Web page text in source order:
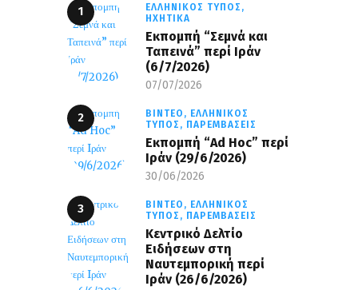
ΕΛΛΗΝΙΚΌΣ ΤΎΠΟΣ,
ΗΧΗΤΙΚΆ
Εκπομπή “Σεμνά και
Ταπεινά” περί Ιράν
(6/7/2026)
07/07/2026
ΒΊΝΤΕΟ, ΕΛΛΗΝΙΚΌΣ
ΤΎΠΟΣ, ΠΑΡΕΜΒΆΣΕΙΣ
Εκπομπή “Ad Hoc” περί
Iράν (29/6/2026)
30/06/2026
ΒΊΝΤΕΟ, ΕΛΛΗΝΙΚΌΣ
ΤΎΠΟΣ, ΠΑΡΕΜΒΆΣΕΙΣ
Κεντρικό Δελτίο
Ειδήσεων στη
Ναυτεμπορική περί
Iράν (26/6/2026)